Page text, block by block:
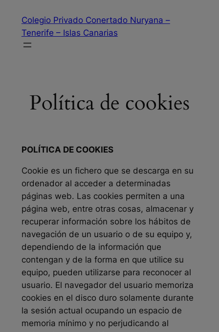
contenido
Colegio Privado Conertado Nuryana –
Tenerife – Islas Canarias
Política de cookies
POLÍTICA DE COOKIES
Cookie es un fichero que se descarga en su
ordenador al acceder a determinadas
páginas web. Las cookies permiten a una
página web, entre otras cosas, almacenar y
recuperar información sobre los hábitos de
navegación de un usuario o de su equipo y,
dependiendo de la información que
contengan y de la forma en que utilice su
equipo, pueden utilizarse para reconocer al
usuario. El navegador del usuario memoriza
cookies en el disco duro solamente durante
la sesión actual ocupando un espacio de
memoria mínimo y no perjudicando al